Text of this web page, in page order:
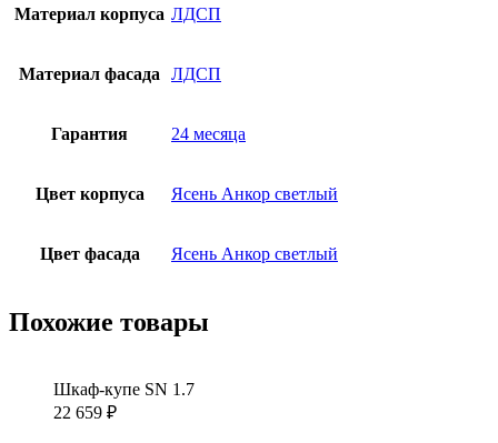
Материал корпуса ЛДСП
Материал фасада ЛДСП
Гарантия 24 месяца
Цвет корпуса Ясень Анкор светлый
Цвет фасада Ясень Анкор светлый
Похожие товары
Шкаф-купе SN 1.7
22 659 ₽